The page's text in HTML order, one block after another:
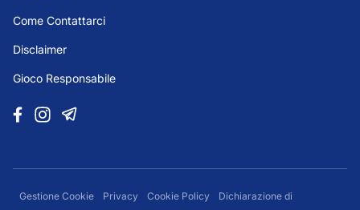
Come Contattarci
Disclaimer
Gioco Responsabile
Gestione Cookie Privacy Cookie Policy
Dichiarazione di